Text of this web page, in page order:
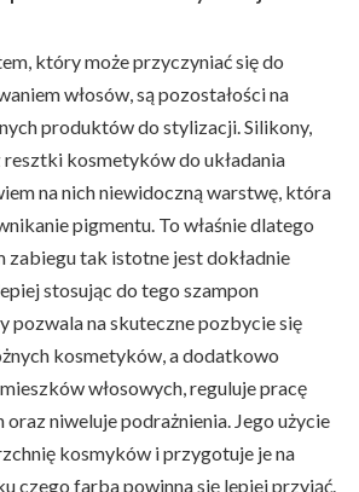
który może przyczyniać się do
włosów, są pozostałości na
produktów do stylizacji. Silikony,
resztki kosmetyków do układania
na nich niewidoczną warstwę, która
pigmentu. To właśnie dlatego
zabiegu tak istotne jest dokładnie
stosując do tego szampon
pozwala na skuteczne pozbycie się
kosmetyków, a dodatkowo
włosowych, reguluje pracę
oraz niweluje podrażnienia. Jego użycie
kosmyków i przygotuje je na
czego farba powinna się lepiej przyjąć.